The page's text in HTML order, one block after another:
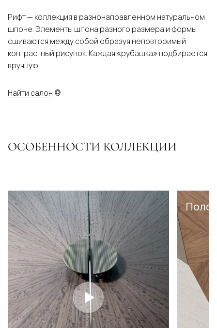
Рифт — коллекция в разнонаправленном натуральном
шпоне. Элементы шпона разного размера и формы
сшиваются между собой образуя неповторимый
контрастный рисунок. Каждая «рубашка» подбирается
вручную.
Найти салон
ОСОБЕННОСТИ КОЛЛЕКЦИИ